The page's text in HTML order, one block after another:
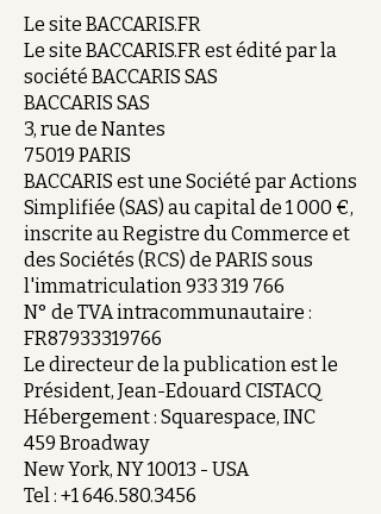
Le site BACCARIS.FR
Le site BACCARIS.FR est édité par la
société BACCARIS SAS
BACCARIS SAS
3, rue de Nantes
75019 PARIS
BACCARIS est une Société par Actions
Simplifiée (SAS) au capital de 1 000 €,
inscrite au Registre du Commerce et
des Sociétés (RCS) de PARIS sous
l'immatriculation933 319 766
N° de TVA intracommunautaire :
FR87933319766
Le directeur de la publication est le
Président, Jean-Edouard CISTACQ
Hébergement : Squarespace, INC
459 Broadway
New York, NY 10013 - USA
Tel : +1 646.580.3456